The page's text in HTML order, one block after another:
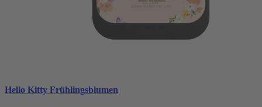
Hello Kitty Frühlingsblumen